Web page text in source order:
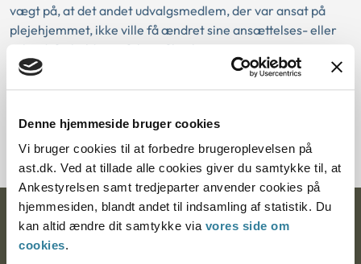
Denne hjemmeside bruger cookies
Vi bruger cookies til at forbedre brugeroplevelsen på
ast.dk. Ved at tillade alle cookies giver du samtykke til, at
Ankestyrelsen samt tredjeparter anvender cookies på
hjemmesiden, blandt andet til indsamling af statistik. Du
kan altid ændre dit samtykke via vores side om
cookies.
vægt på, at det andet udvalgsmedlem, der var ansat på
plejehjemmet, ikke ville få ændret sine ansættelses- eller
arbejdsforhold som følge af beslutningen.
Ankestyrelsen